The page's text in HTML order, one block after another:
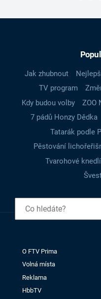
Jak zhubnout
TV program
Kdy budou volby
ZOO
7 pádů Honzy Dědka
Tatarák podle
Pěstování
Tvarohové
O FTV Prima
Volná místa
Reklama
HbbTV